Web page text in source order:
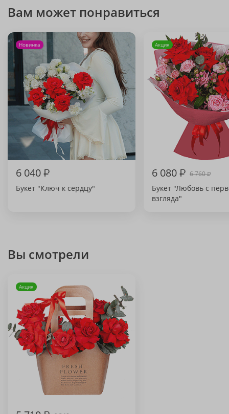
Вам может понравиться
Новинка
6 040₽
Букет "Ключ к сердцу"
Акция
6 080₽ 6 760₽
Букет "Любовь с
взгляда"
Вы смотрели
Акция